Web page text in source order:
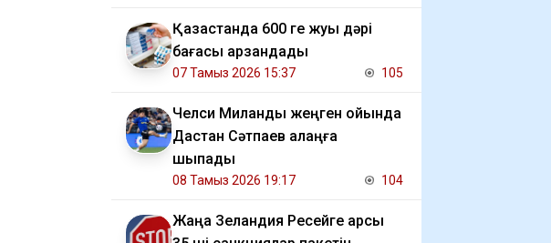
Қазақстанда 600 ге жуық дәрі
бағасы арзандады
07 Тамыз 2026 15:37 105
Челси Миланды жеңген ойында
Дастан Сәтпаев алаңға
шықпады
08 Тамыз 2026 19:17 104
Жаңа Зеландия Ресейге қарсы